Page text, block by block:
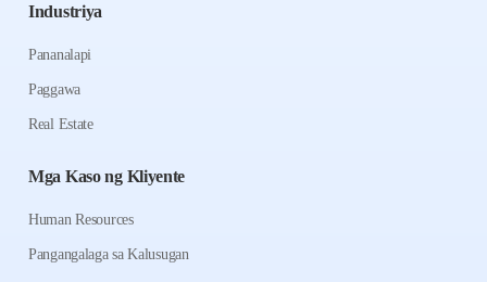
Industriya
Pananalapi
Paggawa
Real Estate
Mga Kaso ng Kliyente
Human Resources
Pangangalaga sa Kalusugan